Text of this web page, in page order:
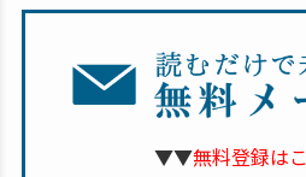
▼▼無料登録は